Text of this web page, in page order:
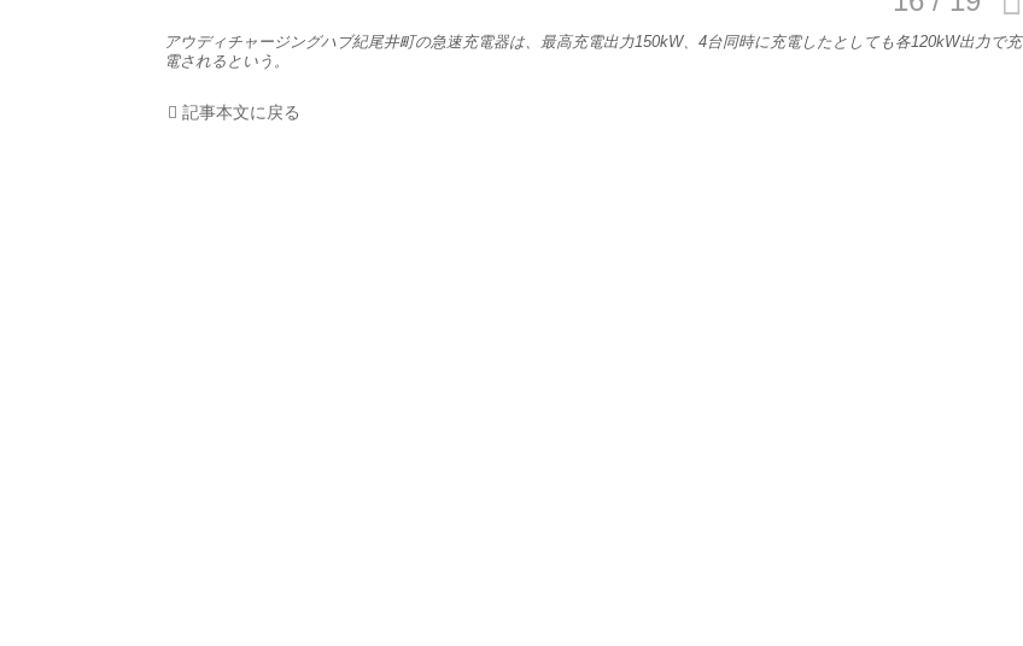
アウディチャージングハブ紀尾井町の急速充電器は、最高充電出力150kW、4台同時に充電したとしても各120kW出力で充
電されるという。
記事本文に戻る